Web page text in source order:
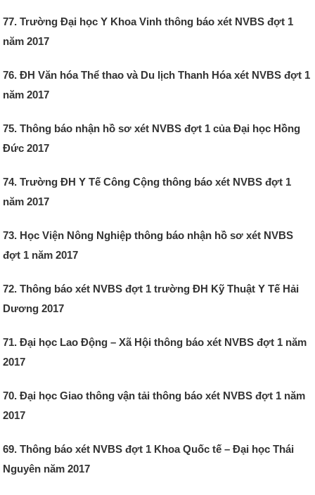
77. Trường Đại học Y Khoa Vinh thông báo xét NVBS đợt 1
năm 2017
76. ĐH Văn hóa Thể thao và Du lịch Thanh Hóa xét NVBS đợt 1
năm 2017
75. Thông báo nhận hồ sơ xét NVBS đợt 1 của Đại học Hồng
Đức 2017
74. Trường ĐH Y Tế Công Cộng thông báo xét NVBS đợt 1
năm 2017
73. Học Viện Nông Nghiệp thông báo nhận hồ sơ xét NVBS
đợt 1 năm 2017
72. Thông báo xét NVBS đợt 1 trường ĐH Kỹ Thuật Y Tế Hải
Dương 2017
71. Đại học Lao Động – Xã Hội thông báo xét NVBS đợt 1 năm
2017
70. Đại học Giao thông vận tải thông báo xét NVBS đợt 1 năm
2017
69. Thông báo xét NVBS đợt 1 Khoa Quốc tế – Đại học Thái
Nguyên năm 2017